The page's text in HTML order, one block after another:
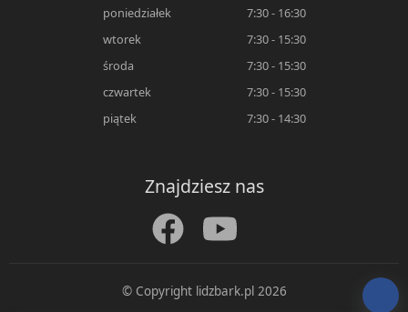
poniedziałek
7:30 - 16:30
wtorek
7:30 - 15:30
środa
7:30 - 15:30
czwartek
7:30 - 15:30
piątek
7:30 - 14:30
Znajdziesz nas
© Copyright lidzbark.pl 2026